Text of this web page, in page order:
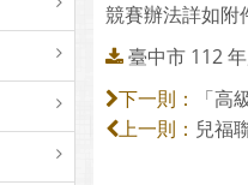
競賽辦法詳如附
臺中市 112
下一則： 「
上一則： 兒福